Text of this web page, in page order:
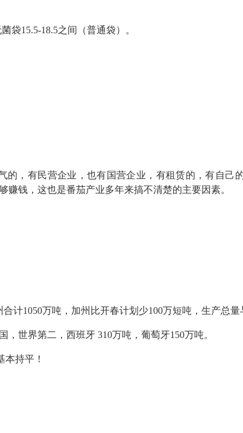
袋15.5-18.5之间（普通袋）。
的，有民营企业，也有国营企业，有租赁的，有自己
钱，这也是番茄产业多年来搞不清楚的主要因素。
计1050万吨，加州比开春计划少100万短吨，生产总量
世界第二，西班牙 310万吨，葡萄牙150万吨。
本持平！